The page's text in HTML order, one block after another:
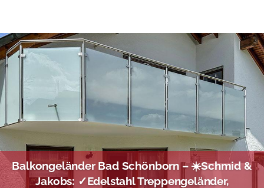
Balkongeländer Bad Schönborn – ☀️Schmid &
Jakobs: ✓Edelstahl Treppengeländer,